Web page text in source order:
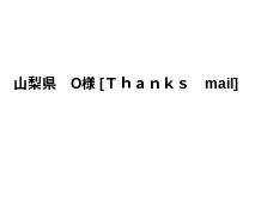
山梨県 O様 [Ｔｈａｎｋｓ mail ]